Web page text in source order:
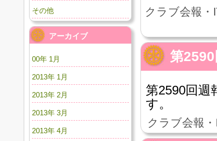
クラブ会報・
第
第2590回週
す。
クラブ会報
その他
アーカイブ
00年 1月
2013年 1月
2013年 2月
2013年 3月
2013年 4月